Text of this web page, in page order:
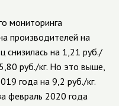
мониторинга
производителей на
снизилась на 1,21 руб./
руб./кг. Но это выше,
года на 9,2 руб./кг.
февраль 2020 года